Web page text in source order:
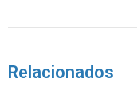
Relacionados